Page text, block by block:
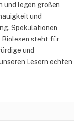
und legen großen
und
Spekulationen
Biolesen steht für
und
Lesern echten